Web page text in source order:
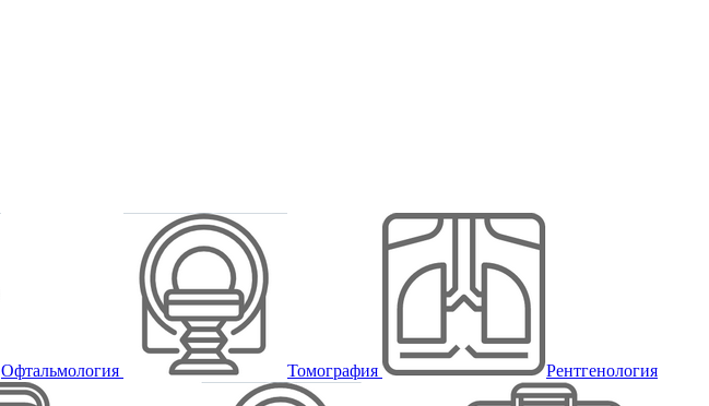
Офтальмология Томография Рентгенология